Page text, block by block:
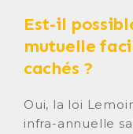
Est-il
mutuelle
cachés ?
Oui, la loi
infra-annuelle